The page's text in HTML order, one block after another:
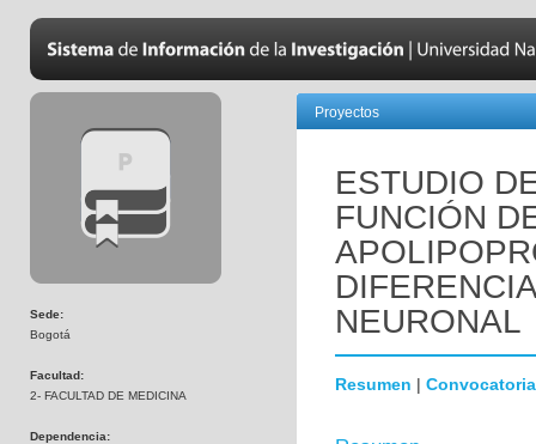
Sede:
Bogotá
Facultad:
2- FACULTAD DE MEDICINA
Dependencia:
Proyectos
ESTUDIO
FUNCIÓN
NEURONAL
Resumen | Convocatoria